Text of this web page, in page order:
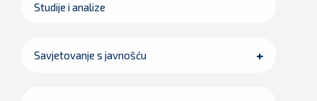
Studije i analize
Savjetovanje s javnošću